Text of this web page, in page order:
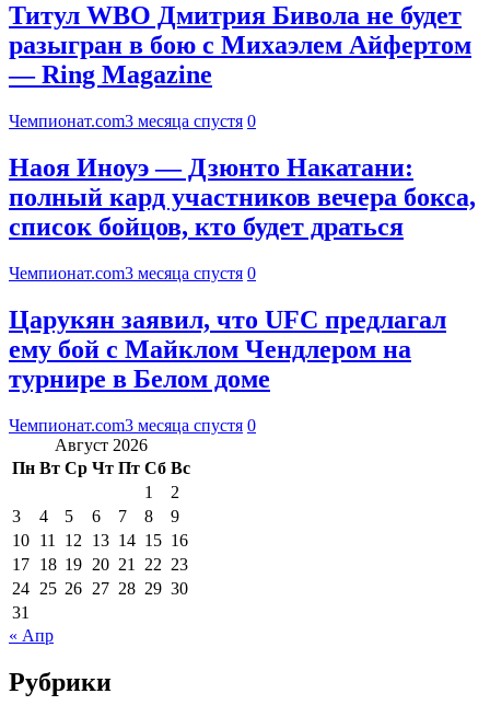
Титул WBO Дмитрия Бивола не будет
разыгран в бою с Михаэлем Айфертом
— Ring Magazine
Чемпионат.com3 месяца спустя 0
Наоя Иноуэ — Дзюнто Накатани:
полный кард участников вечера бокса,
список бойцов, кто будет драться
Чемпионат.com3 месяца спустя 0
Царукян заявил, что UFC предлагал
ему бой с Майклом Чендлером на
турнире в Белом доме
Чемпионат.com3 месяца спустя 0
Август 2026
Пн Вт Ср Чт Пт Сб Вс
1
2
3
4 5 6 7 8
9
10 11 12 13 14 15 16
17 18 19 20 21 22 23
24 25 26 27 28 29 30
31
« Апр
Рубрики